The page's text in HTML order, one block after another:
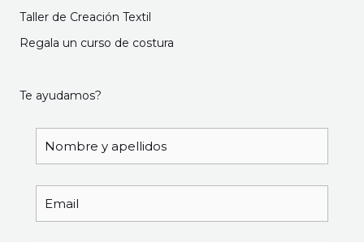
Taller de Creación Textil
Regala un curso de costura
Te ayudamos?